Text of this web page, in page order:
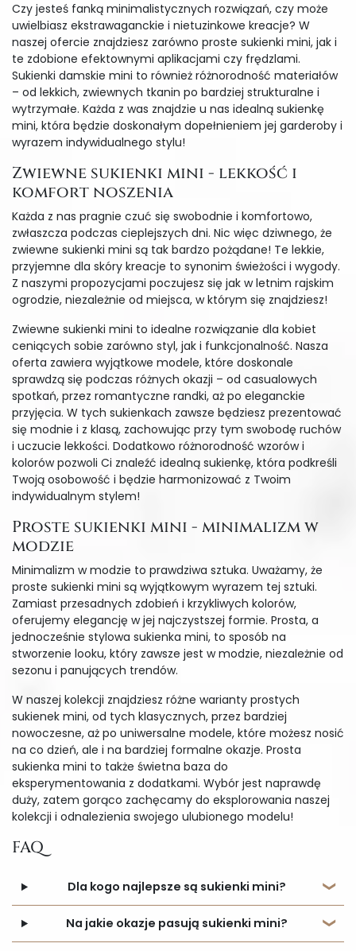
Czy jesteś fanką minimalistycznych rozwiązań, czy może
uwielbiasz ekstrawaganckie i nietuzinkowe kreacje? W
naszej ofercie znajdziesz zarówno proste sukienki mini, jak i
te zdobione efektownymi aplikacjami czy frędzlami.
Sukienki damskie mini to również różnorodność materiałów
– od lekkich, zwiewnych tkanin po bardziej strukturalne i
wytrzymałe. Każda z was znajdzie u nas idealną sukienkę
mini, która będzie doskonałym dopełnieniem jej garderoby i
wyrazem indywidualnego stylu!
Zwiewne sukienki mini - lekkość i
komfort noszenia
Każda z nas pragnie czuć się swobodnie i komfortowo,
zwłaszcza podczas cieplejszych dni. Nic więc dziwnego, że
zwiewne sukienki mini są tak bardzo pożądane! Te lekkie,
przyjemne dla skóry kreacje to synonim świeżości i wygody.
Z naszymi propozycjami poczujesz się jak w letnim rajskim
ogrodzie, niezależnie od miejsca, w którym się znajdziesz!
Zwiewne sukienki mini to idealne rozwiązanie dla kobiet
ceniących sobie zarówno styl, jak i funkcjonalność. Nasza
oferta zawiera wyjątkowe modele, które doskonale
sprawdzą się podczas różnych okazji – od casualowych
spotkań, przez romantyczne randki, aż po eleganckie
przyjęcia. W tych sukienkach zawsze będziesz prezentować
się modnie i z klasą, zachowując przy tym swobodę ruchów
i uczucie lekkości. Dodatkowo różnorodność wzorów i
kolorów pozwoli Ci znaleźć idealną sukienkę, która podkreśli
Twoją osobowość i będzie harmonizować z Twoim
indywidualnym stylem!
Proste sukienki mini - minimalizm w
modzie
Minimalizm w modzie to prawdziwa sztuka. Uważamy, że
proste sukienki mini są wyjątkowym wyrazem tej sztuki.
Zamiast przesadnych zdobień i krzykliwych kolorów,
oferujemy elegancję w jej najczystszej formie. Prosta, a
jednocześnie stylowa sukienka mini, to sposób na
stworzenie looku, który zawsze jest w modzie, niezależnie od
sezonu i panujących trendów.
W naszej kolekcji znajdziesz różne warianty prostych
sukienek mini, od tych klasycznych, przez bardziej
nowoczesne, aż po uniwersalne modele, które możesz nosić
na co dzień, ale i na bardziej formalne okazje. Prosta
sukienka mini to także świetna baza do
eksperymentowania z dodatkami. Wybór jest naprawdę
duży, zatem gorąco zachęcamy do eksplorowania naszej
kolekcji i odnalezienia swojego ulubionego modelu!
FAQ
Dla kogo najlepsze są sukienki mini?
Na jakie okazje pasują sukienki mini?